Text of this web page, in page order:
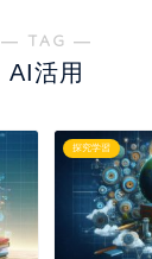
― TAG ―
AI活用
探究学習